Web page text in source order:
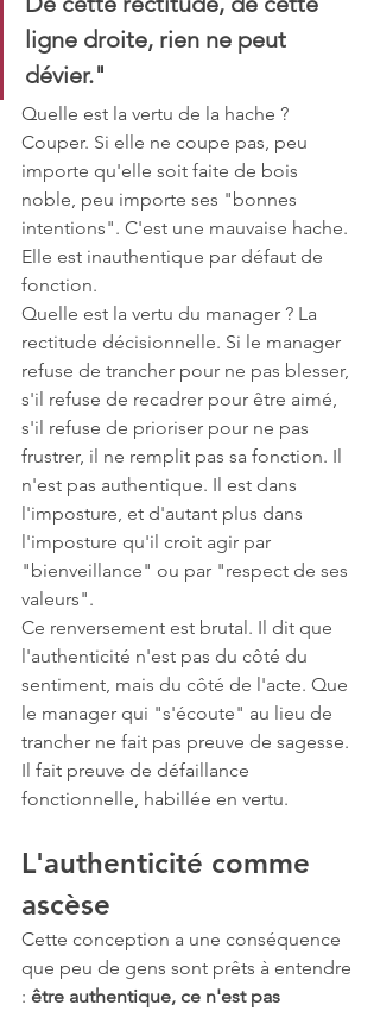
ligne droite, rien ne peut
dévier."
Quelle est la vertu de la hache ?
Couper. Si elle ne coupe pas, peu
importe qu'elle soit faite de bois
noble, peu importe ses "bonnes
intentions". C'est une mauvaise hache.
Elle est inauthentique par défaut de
fonction.
Quelle est la vertu du manager ? La
rectitude décisionnelle. Si le manager
refuse de trancher pour ne pas blesser,
s'il refuse de recadrer pour être aimé,
s'il refuse de prioriser pour ne pas
frustrer, il ne remplit pas sa fonction. Il
n'est pas authentique. Il est dans
l'imposture, et d'autant plus dans
l'imposture qu'il croit agir par
"bienveillance" ou par "respect de ses
valeurs".
Ce renversement est brutal. Il dit que
l'authenticité n'est pas du côté du
sentiment, mais du côté de l'acte. Que
le manager qui "s'écoute" au lieu de
trancher ne fait pas preuve de sagesse.
Il fait preuve de défaillance
fonctionnelle, habillée en vertu.
L'authenticité comme
ascèse
Cette conception a une conséquence
que peu de gens sont prêts à entendre
: être authentique, ce n'est pas